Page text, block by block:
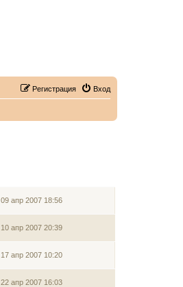
Вход
Регистрация
09 апр 2007 18:56
10 апр 2007 20:39
17 апр 2007 10:20
22 апр 2007 16:03